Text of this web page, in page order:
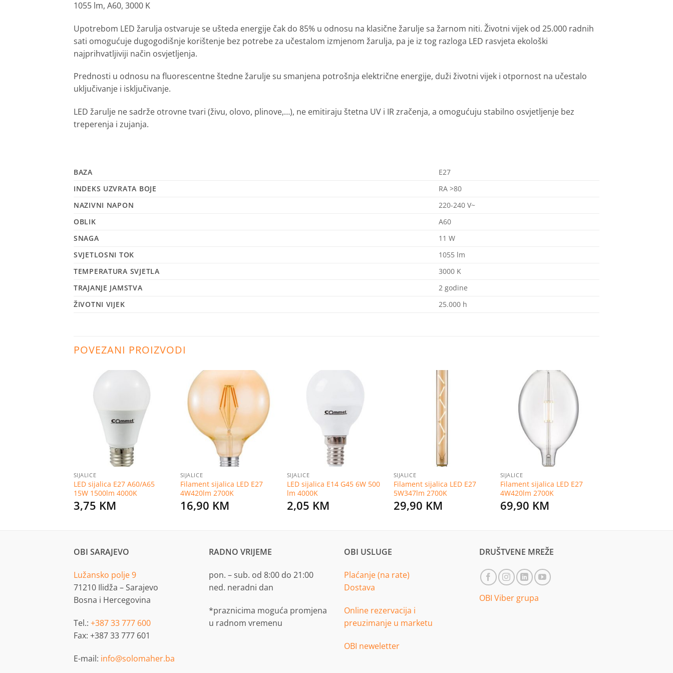
1055 lm, A60, 3000 K
Upotrebom LED žarulja ostvaruje se ušteda energije čak do 85% u odnosu na klasične žarulje sa žarnom niti. Životni vijek od 25.000 radnih
sati omogućuje dugogodišnje korištenje bez potrebe za učestalom izmjenom žarulja, pa je iz tog razloga LED rasvjeta ekološki
najprihvatljiviji način osvjetljenja.
Prednosti u odnosu na fluorescentne štedne žarulje su smanjena potrošnja električne energije, duži životni vijek i otpornost na učestalo
uključivanje i isključivanje.
LED žarulje ne sadrže otrovne tvari (živu, olovo, plinove,…), ne emitiraju štetna UV i IR zračenja, a omogućuju stabilno osvjetljenje bez
treperenja i zujanja.
BAZA
E27
INDEKS UZVRATA BOJE
RA >80
NAZIVNI NAPON
220-240 V~
OBLIK
A60
SNAGA
11 W
SVJETLOSNI TOK
1055 lm
TEMPERATURA SVJETLA
3000 K
TRAJANJE JAMSTVA
2 godine
ŽIVOTNI VIJEK
25.000 h
POVEZANI PROIZVODI
SIJALICE
LED sijalica E27 A60/A65
15W 1500lm 4000K
3,75 KM
Dodaj
listu
želja
SIJALICE
Filament sijalica LED E27
4W420lm 2700K
16,90 KM
SIJALICE
LED sijalica E14 G45 6W 500
lm 4000K
2,05 KM
SIJALICE
Filament sijalica LED E27
5W347lm 2700K
29,90 KM
Dodaj
na
listu
želja
SIJALICE
Filament sijalica LED E27
4W420lm 2700K
69,90 KM
OBI SARAJEVO
Lužansko polje 9
71210 Ilidža – Sarajevo
Bosna i Hercegovina
Tel.: +387 33 777 600
Fax: +387 33 777 601
E-mail: info@solomaher.ba
RADNO VRIJEME
pon. – sub. od 8:00 do 21:00
ned. neradni dan
*praznicima moguća promjena
u radnom vremenu
OBI USLUGE
Plaćanje (na rate)
Dostava
Online rezervacija i
preuzimanje u marketu
OBI neweletter
DRUŠTVENE MREŽE
OBI Viber grupa